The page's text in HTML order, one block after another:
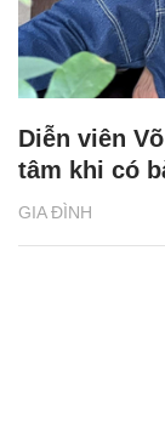
GIA ĐÌNH
Diễn viên
tâm khi có